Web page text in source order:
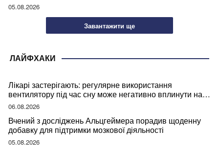
05.08.2026
Завантажити ще
ЛАЙФХАКИ
Лікарі застерігають: регулярне використання
вентилятору під час сну може негативно вплинути на
ваше здоров’я
06.08.2026
Вчений з досліджень Альцгеймера порадив щоденну
добавку для підтримки мозкової діяльності
05.08.2026